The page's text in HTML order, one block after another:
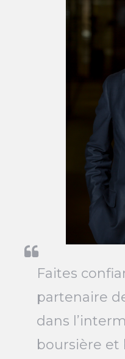
Faites
partenaire
dans
boursière et